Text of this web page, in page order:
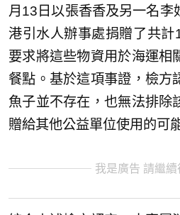
月13日以張香香及另一名李
港引水人辦事處捐贈了共
要求將這些物資用於海運相
餐點。基於這項事證，檢方
魚子並不存在，也無法排除
贈給其他公益單位使用的可
我是廣告 請繼續